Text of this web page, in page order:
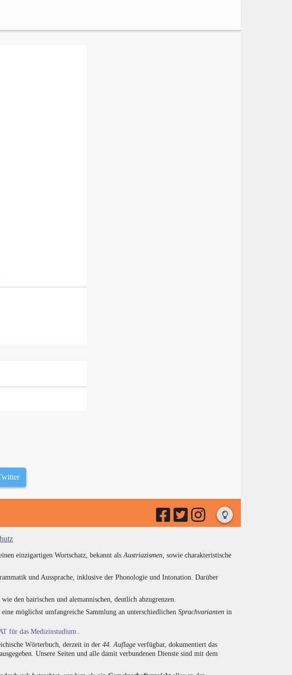
einzigartigen Wortschatz, bekannt alsAustriazismen, sowie charakteristische
und Aussprache, inklusive der Phonologie und Intonation. Darüber
den bairischen und alemannischen, deutlich abzugrenzen.
möglichst umfangreiche Sammlung an unterschiedlichen Sprachvarianten in
für das Medizinstudium .
Wörterbuch, derzeit in der 44. Auflage verfügbar, dokumentiert das
Unsere Seiten und alle damit verbundenen Dienste sind mit dem